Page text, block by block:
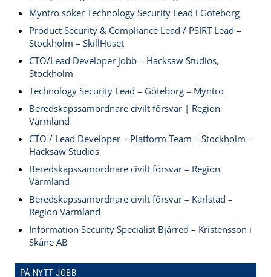
Myntro söker Technology Security Lead i Göteborg
Product Security & Compliance Lead / PSIRT Lead –
Stockholm – SkillHuset
CTO/Lead Developer jobb – Hacksaw Studios,
Stockholm
Technology Security Lead – Göteborg – Myntro
Beredskapssamordnare civilt försvar | Region
Värmland
CTO / Lead Developer – Platform Team – Stockholm –
Hacksaw Studios
Beredskapssamordnare civilt försvar – Region
Värmland
Beredskapssamordnare civilt försvar – Karlstad –
Region Värmland
Information Security Specialist Bjärred – Kristensson i
Skåne AB
PÅ NYTT JOBB